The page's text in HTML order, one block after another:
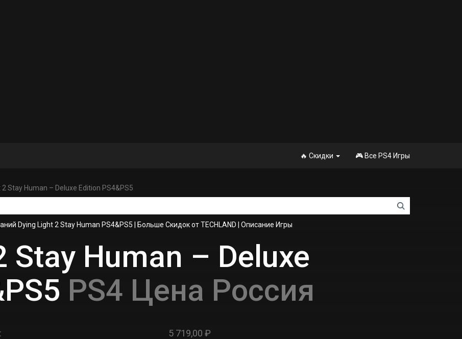
🔥 Скидки 🎮 Все PS4 Игры
2 Stay Human – Deluxe Edition PS4&PS5
Dying Light 2 Stay Human PS4&PS5 Больше Скидок от TECHLAND Описание Игры
Stay Human – Deluxe
PS4 Цена Россия
5 719,00 ₽